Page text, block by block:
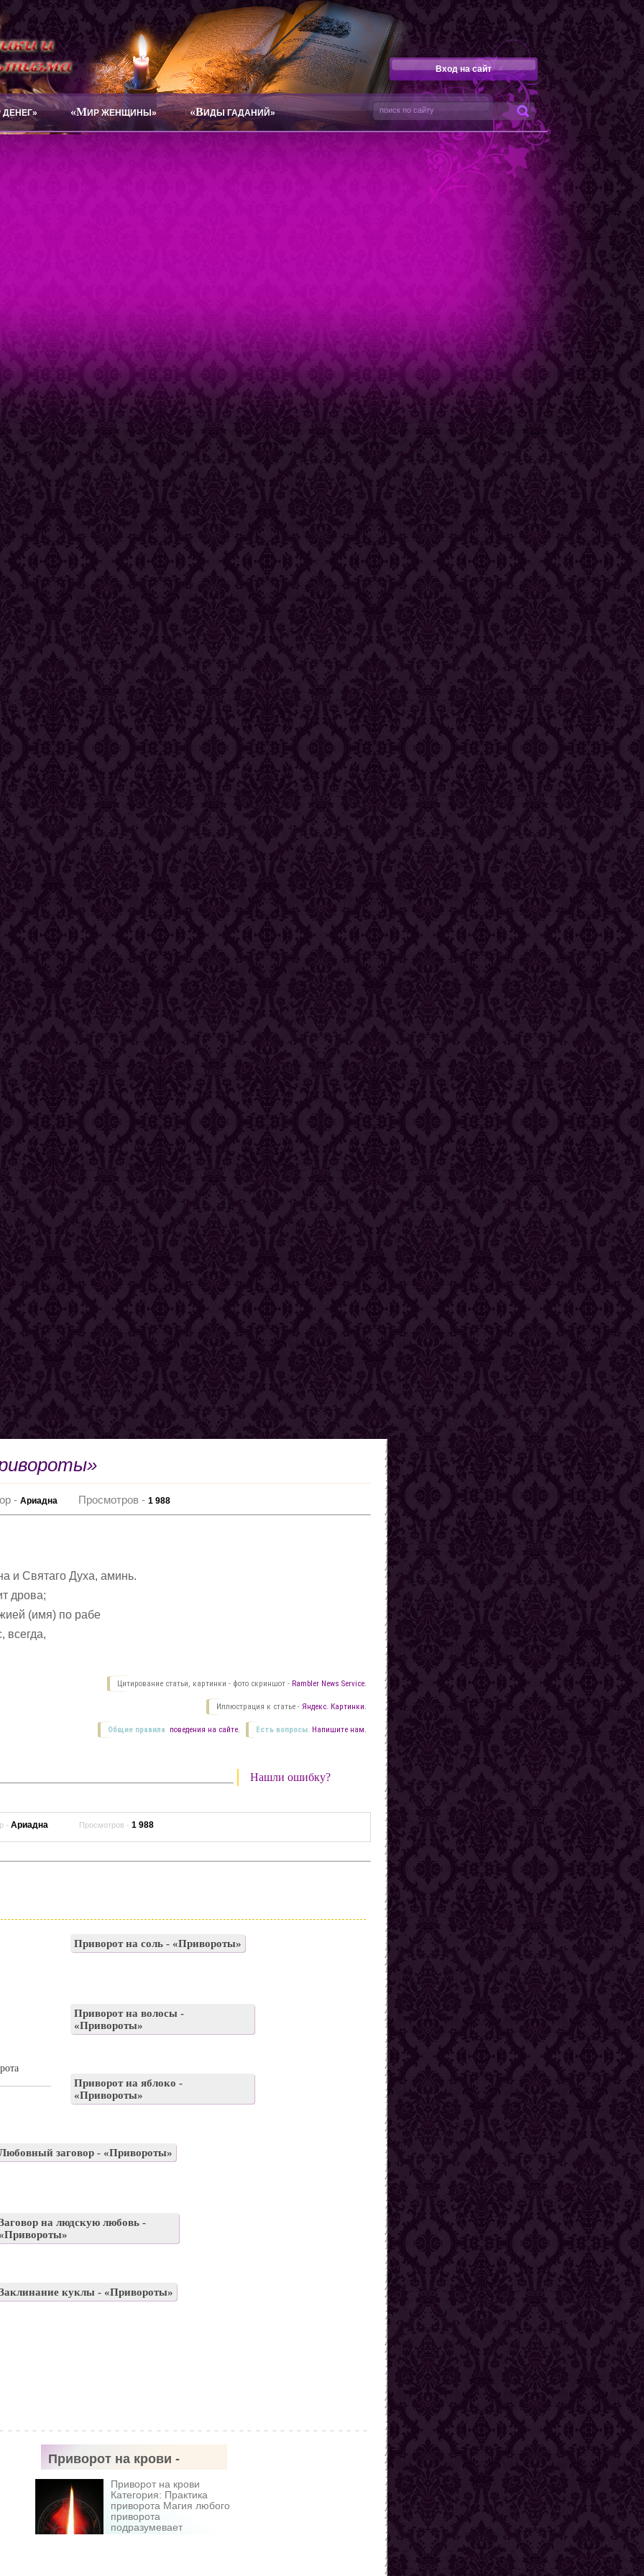
Вход на сайт
ДЕНЕГ» «МИР ЖЕНЩИНЫ» «ВИДЫ ГАДАНИЙ»
-Ариадна Просмотров -1 988
и Святаго Духа, аминь.
дрова;
(имя) по рабе
всегда,
Цитирование статьи, картинки - фото скриншот - Rambler News Service.
Иллюстрация к статье - Яндекс. Картинки.
Есть вопросы. Напишите нам.
Общие правила поведения на сайте.
Нашли ошибку?
-Ариадна Просмотров -1 988
Приворот на соль - «Привороты»
Приворот на волосы -
«Привороты»
Приворот на яблоко -
«Привороты»
заговор - «Привороты»
на людскую любовь -
«Привороты»
куклы - «Привороты»
Приворот на крови -
«Привороты»
Приворот на крови
Категория: Практика
приворота Магия любого
приворота
подразумевает
объединение судеб